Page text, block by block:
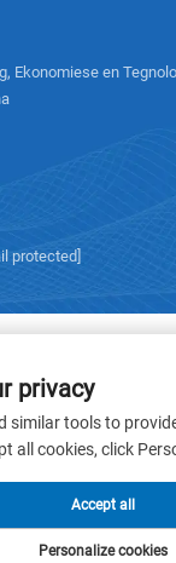
Ekonomiese en
protected]
ELECTRIC. Alle
privacy
similar tools to
all cookies, click
Personalize cookies
Accept all